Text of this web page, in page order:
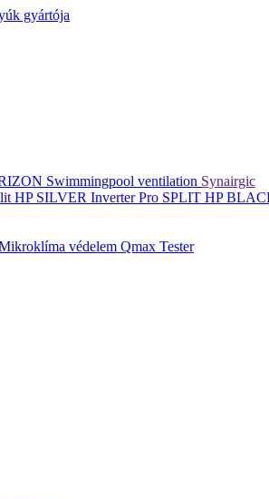
gyártója
Swimmingpool ventilation Synairgic
HP SILVER Inverter Pro SPLIT HP
védelem Qmax Tester